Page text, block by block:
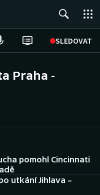
SLEDOVAT
Praha -
pomohl Cincinnati
utkání Jihlava –